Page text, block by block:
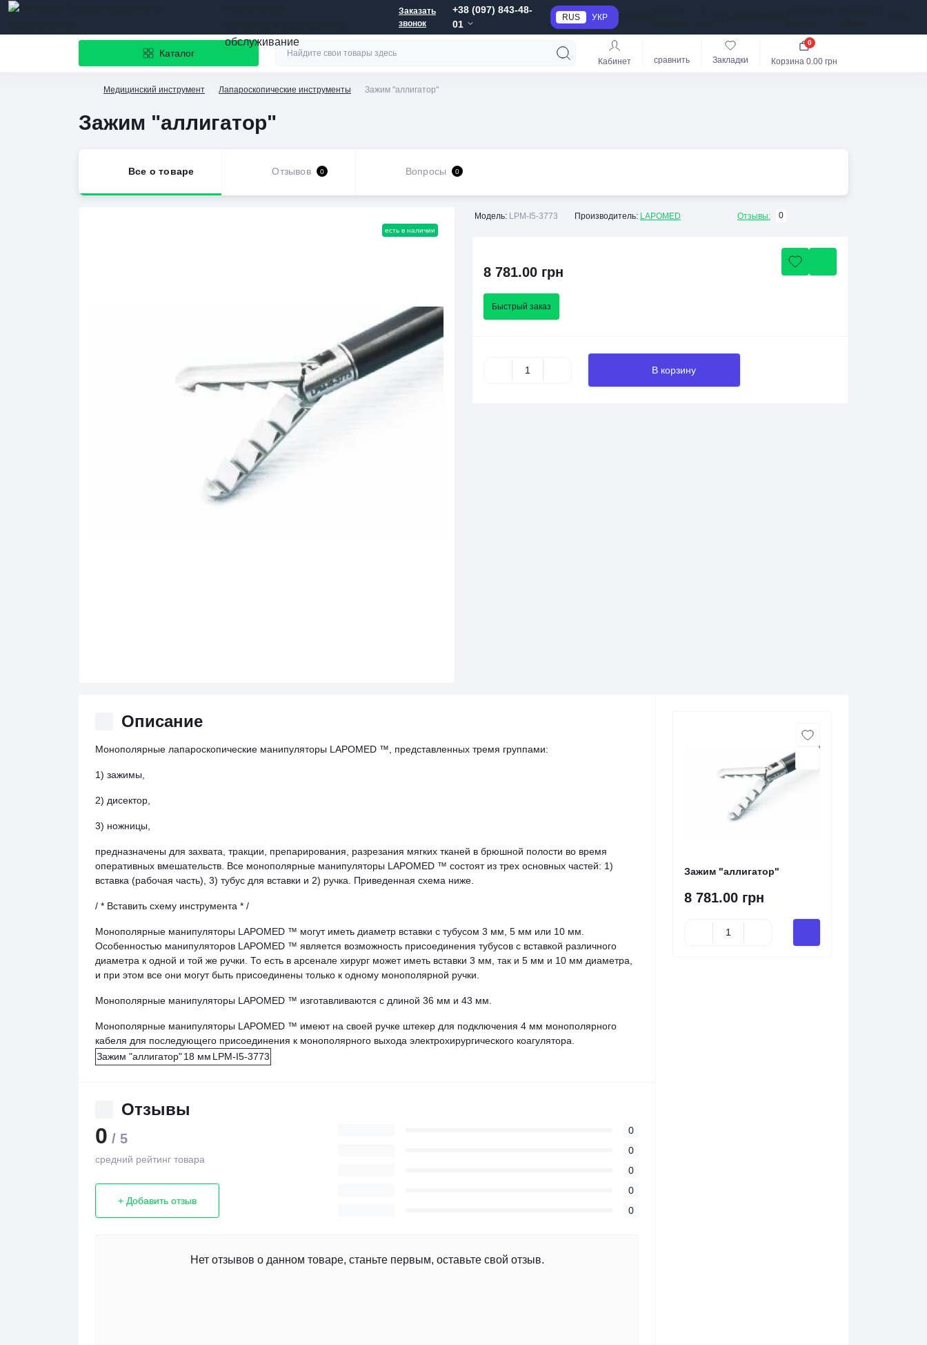
обслуживание
Заказать
звонок
+38 (097) 843-48-
01
RUS УКР
Каталог
Кабинет сравнить Закладки Корзина 0.00 грн
0
Медицинский инструмент Лапароскопические инструменты Зажим "аллигатор"
Зажим "аллигатор"
Все о товаре Отзывов 0 Вопросы 0
есть в наличии
Модель: LPM-I5-3773 Производитель: LAPOMED Отзывы: 0
8 781.00 грн
Быстрый заказ
В корзину
Описание
Монополярные лапароскопические манипуляторы LAPOMED ™, представленных тремя группами:
1) зажимы,
2) дисектор,
3) ножницы,
предназначены для захвата, тракции, препарирования, разрезания мягких тканей в брюшной полости во время
оперативных вмешательств. Все монополярные манипуляторы LAPOMED ™ состоят из трех основных частей: 1)
вставка (рабочая часть), 3) тубус для вставки и 2) ручка. Приведенная схема ниже.
/ * Вставить схему инструмента * /
Монополярные манипуляторы LAPOMED ™ могут иметь диаметр вставки с тубусом 3 мм, 5 мм или 10 мм.
Особенностью манипуляторов LAPOMED ™ является возможность присоединения тубусов с вставкой различного
диаметра к одной и той же ручки. То есть в арсенале хирург может иметь вставки 3 мм, так и 5 мм и 10 мм диаметра,
и при этом все они могут быть присоединены только к одному монополярной ручки.
Монополярные манипуляторы LAPOMED ™ изготавливаются с длиной 36 мм и 43 мм.
Монополярные манипуляторы LAPOMED ™ имеют на своей ручке штекер для подключения 4 мм монополярного
кабеля для последующего присоединения к монополярного выхода электрохирургического коагулятора.
Зажим "аллигатор"18 мм LPM-I5-3773
Отзывы
0 / 5
средний рейтинг товара
+ Добавить отзыв
0
0
0
0
0
Нет отзывов о данном товаре, станьте первым, оставьте свой отзыв.
Зажим "аллигатор"
8 781.00 грн